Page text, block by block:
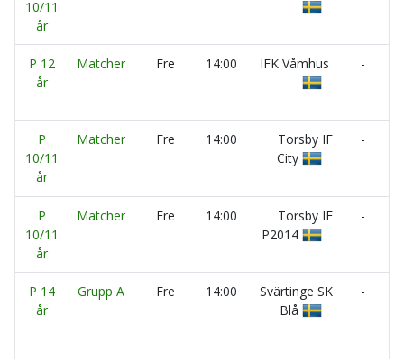
10/11
år
P 12
år
Matcher Fre 14:00 IFK Våmhus -
P
10/11
år
Matcher Fre 14:00
Torsby IF
City
-
P
10/11
år
Matcher Fre 14:00
Torsby IF
P2014
-
P 14
år
Grupp A Fre 14:00
Svärtinge SK
Blå
-